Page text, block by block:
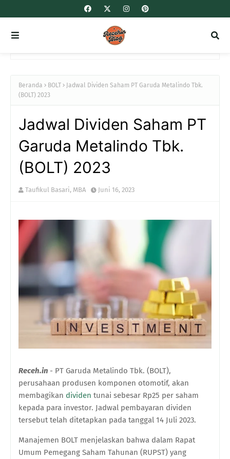
Beranda BOLT
Jadwal Dividen Saham PT Garuda Metalindo Tbk.
(BOLT) 2023
Jadwal Dividen Saham PT
Garuda Metalindo Tbk.
(BOLT) 2023
Taufikul Basari, MBA Juni 16, 2023
Receh.in - PT Garuda Metalindo Tbk. (BOLT),
perusahaan produsen komponen otomotif, akan
membagikan dividen tunai sebesar Rp25 per saham
kepada para investor. Jadwal pembayaran dividen
tersebut telah ditetapkan pada tanggal 14 Juli 2023.
Manajemen BOLT menjelaskan bahwa dalam Rapat
Umum Pemegang Saham Tahunan (RUPST) yang